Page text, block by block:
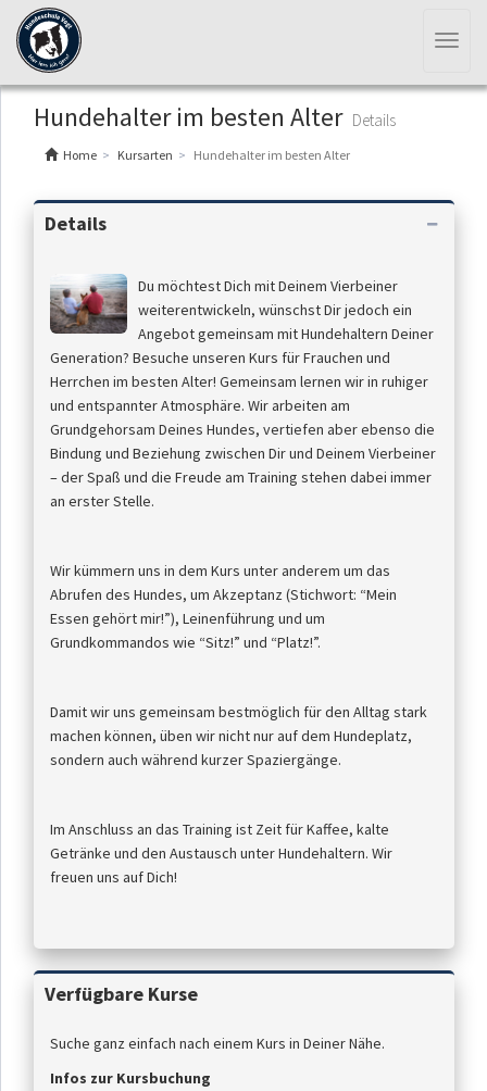
Hundehalter im besten Alter Details
Home Kursarten Hundehalter im besten Alter
Details
Du möchtest Dich mit Deinem Vierbeiner
weiterentwickeln, wünschst Dir jedoch ein
Angebot gemeinsam mit Hundehaltern Deiner
Generation? Besuche unseren Kurs für Frauchen und
Herrchen im besten Alter! Gemeinsam lernen wir in ruhiger
und entspannter Atmosphäre. Wir arbeiten am
Grundgehorsam Deines Hundes, vertiefen aber ebenso die
Bindung und Beziehung zwischen Dir und Deinem Vierbeiner
– der Spaß und die Freude am Training stehen dabei immer
an erster Stelle.
Wir kümmern uns in dem Kurs unter anderem um das
Abrufen des Hundes, um Akzeptanz (Stichwort: “Mein
Essen gehört mir!”), Leinenführung und um
Grundkommandos wie “Sitz!” und “Platz!”.
Damit wir uns gemeinsam bestmöglich für den Alltag stark
machen können, üben wir nicht nur auf dem Hundeplatz,
sondern auch während kurzer Spaziergänge.
Im Anschluss an das Training ist Zeit für Kaffee, kalte
Getränke und den Austausch unter Hundehaltern. Wir
freuen uns auf Dich!
Verfügbare Kurse
Suche ganz einfach nach einem Kurs in Deiner Nähe.
Infos zur Kursbuchung